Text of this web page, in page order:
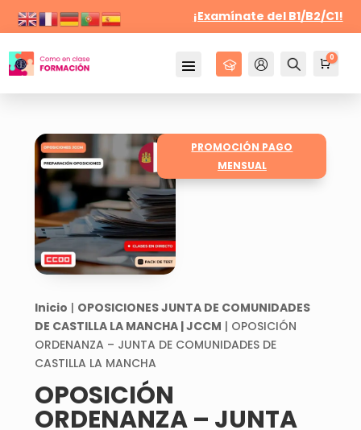
¡Examínate del B1/B2/C1!
Cursos Mi Cuenta
Buscar
0
Inicio | OPOSICIONES JUNTA DE COMUNIDADES
DE CASTILLA LA MANCHA | JCCM | OPOSICIÓN
ORDENANZA – JUNTA DE COMUNIDADES DE
CASTILLA LA MANCHA
PROMOCIÓN PAGO
MENSUAL
OPOSICIÓN
ORDENANZA – JUNTA